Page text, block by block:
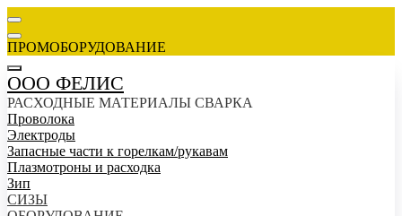
ПРОМОБОРУДОВАНИЕ
ООО ФЕЛИС
РАСХОДНЫЕ МАТЕРИАЛЫ СВАРКА
Проволока
Электроды
Запасные части к горелкам/рукавам
Плазмотроны и расходка
Зип
СИЗЫ